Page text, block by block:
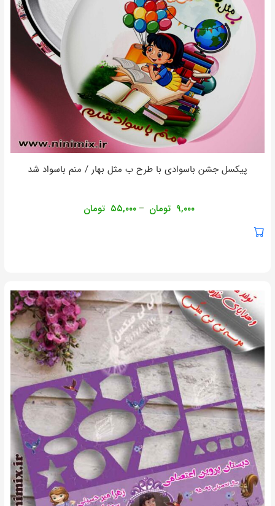
پیکسل جشن باسوادی با طرح ب مثل بهار / منم باسواد شد
۹,۰۰۰ تومان – ۵۵,۰۰۰ تومان